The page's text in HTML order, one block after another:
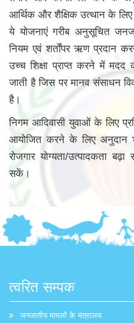
आर्थिक और शैक्षिक उत्थान के लिए
ये योजनाएं गरीब अनुसूचित
नियम एवं शर्तोंपर ऋण प्रदान
उच्च शिक्षा प्राप्त करने में
जाती है जिस पर मानव संसाधन
है।
निगम आदिवासी युवाओं के लिए
आयोजित करने के लिए अनुदान
रोजगार योग्यता/उत्पादकता
सकें।
त्वरित सम्पक
जनजातीय मामलों के मंत्रालय